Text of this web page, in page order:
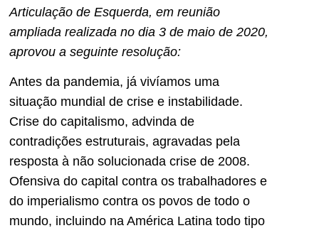
Articulação de Esquerda, em reunião
ampliada realizada no dia 3 de maio de 2020,
aprovou a seguinte resolução:
Antes da pandemia, já vivíamos uma
situação mundial de crise e instabilidade.
Crise do capitalismo, advinda de
contradições estruturais, agravadas pela
resposta à não solucionada crise de 2008.
Ofensiva do capital contra os trabalhadores e
do imperialismo contra os povos de todo o
mundo, incluindo na América Latina todo tipo